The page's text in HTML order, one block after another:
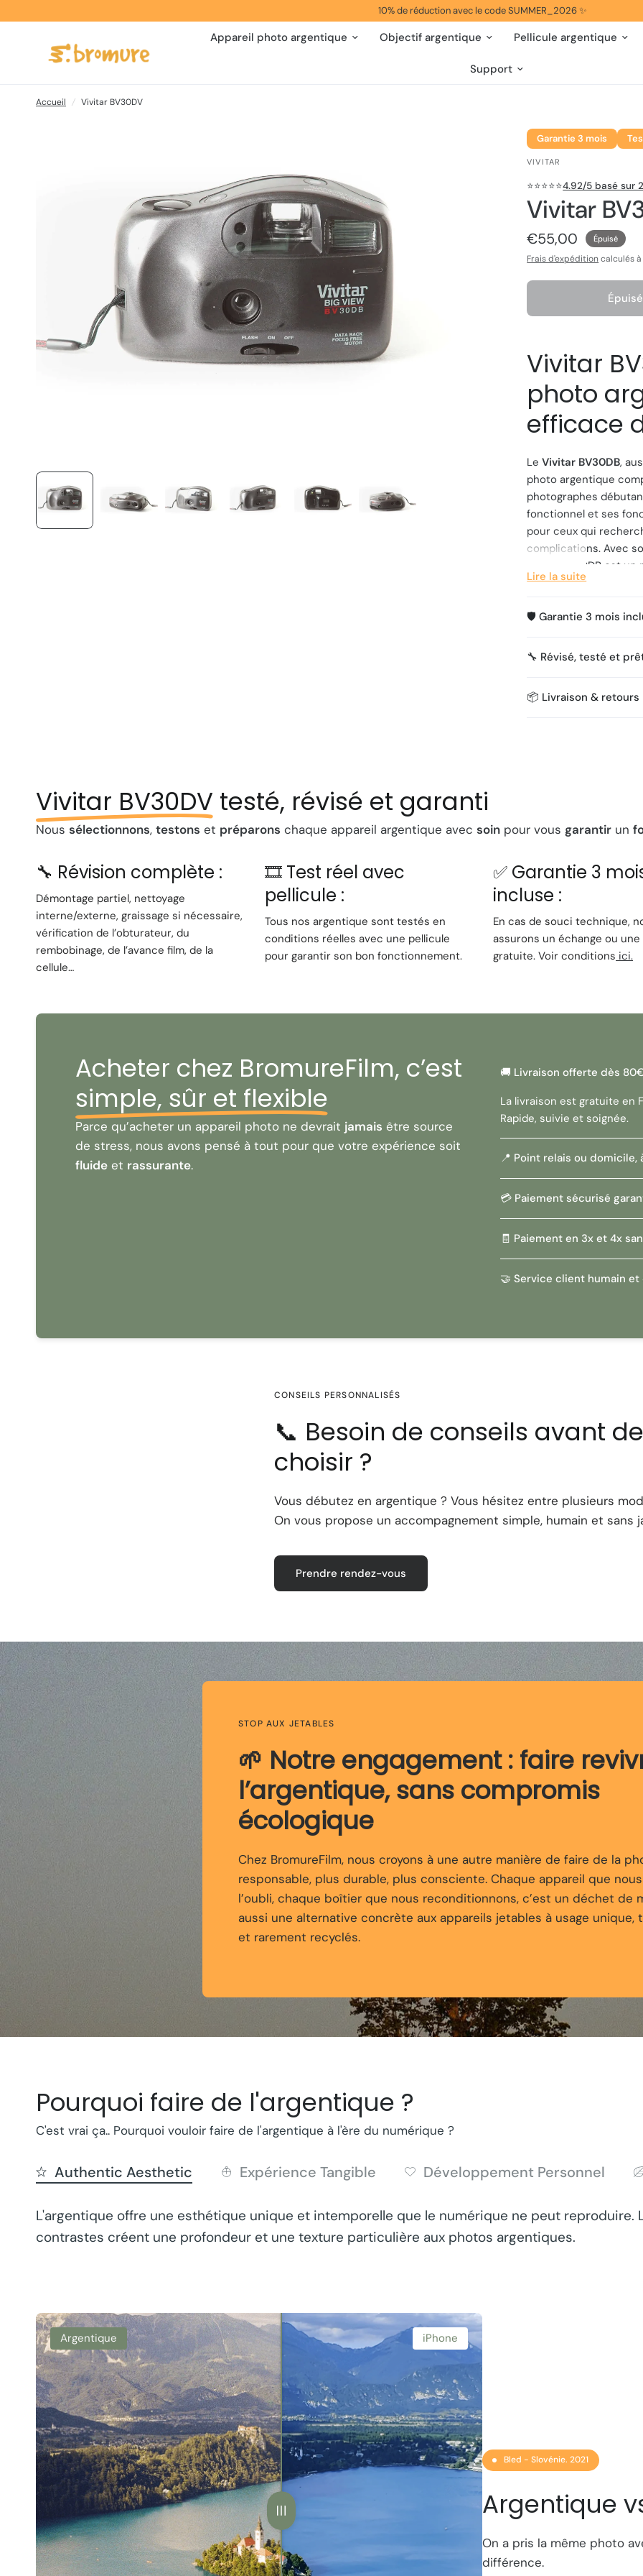
10% de réduction avec le code SUMMER_2026 ✨
Appareil photo argentique Objectif argentique Pellicule argentique
Support
Accueil / Vivitar BV30DV
Garantie 3 mois
VIVITAR
⭐️⭐️⭐️⭐️⭐️4.92/5 basé sur
Vivitar
€55,00 Épuisé
Frais d'expédition calculés
Épuisé
Vivitar
photo
efficace
LeVivitar BV30DB,
photo argentique
photographes
fonctionnel et ses
pour ceux qui
complications. Avec
film, le BV30DB est
🔄Chargement
🎞️Compatibilité film
d'appuyer sur le
adapté aux
minimaliste de la
système demise au
sans avoir à se
LeVivitar BV30DB est
ce soit pour des
modèle vous permet
et ses fonctionnalités
ceux qui veulent
conçu pour une
automatique, son
photographie
Lire la suite
🛡️ Garantie 3 mois
🔧 Révisé, testé et
📦 Livraison & retours
Vivitar BV30DV testé, révisé et garanti
Noussélectionnons,testons et préparons chaque appareil argentique avecsoin pour vous garantir un
🔧 Révision complète :
Démontage partiel, nettoyage
interne/externe, graissage si nécessaire,
vérification de l’obturateur, du
rembobinage, de l’avance film, de la
cellule…
🎞️ Test réel avec
pellicule :
Tous nos argentique sont testés en
conditions réelles avec une pellicule
pour garantir son bon fonctionnement.
✅ Garantie 3
incluse :
En cas de souci technique,
assurons un échange ou
gratuite. Voir conditions ici.
Acheter chez BromureFilm, c’est
simple, sûr et flexible
Parce qu’acheter un appareil photo ne devrait jamais être source
de stress, nous avons pensé à tout pour que votre expérience soit
fluide et rassurante.
🚚 Livraison offerte dès
La livraison est gratuite en
Rapide, suivie et soignée.
📍 Point relais ou domicile,
💳 Paiement sécurisé
🧾 Paiement en 3x et 4x
🤝 Service client humain
CONSEILS PERSONNALISÉS
📞 Besoin de conseils avant de
choisir ?
Vous débutez en argentique ? Vous hésitez entre plusieurs
On vous propose un accompagnement simple, humain et sans
Prendre rendez-vous
STOP AUX JETABLES
🌱 Notre engagement : faire
l’argentique, sans compromis
écologique
Chez BromureFilm, nous croyons à une autre manière de faire de la
responsable, plus durable, plus consciente. Chaque appareil que
l’oubli, chaque boîtier que nous reconditionnons, c’est un déchet de
aussi une alternative concrète aux appareils jetables à usage unique,
et rarement recyclés.
Pourquoi faire de l'argentique ?
C'est vrai ça.. Pourquoi vouloir faire de l'argentique à l'ère du numérique ?
Authentic Aesthetic Expérience Tangible Développement Personnel
L'argentique offre une esthétique unique et intemporelle que le numérique ne peut reproduire.
contrastes créent une profondeur et une texture particulière aux photos argentiques.
Bled - Slovénie. 2021
Argentique
On a pris la même photo
différence.
Argentique iPhone